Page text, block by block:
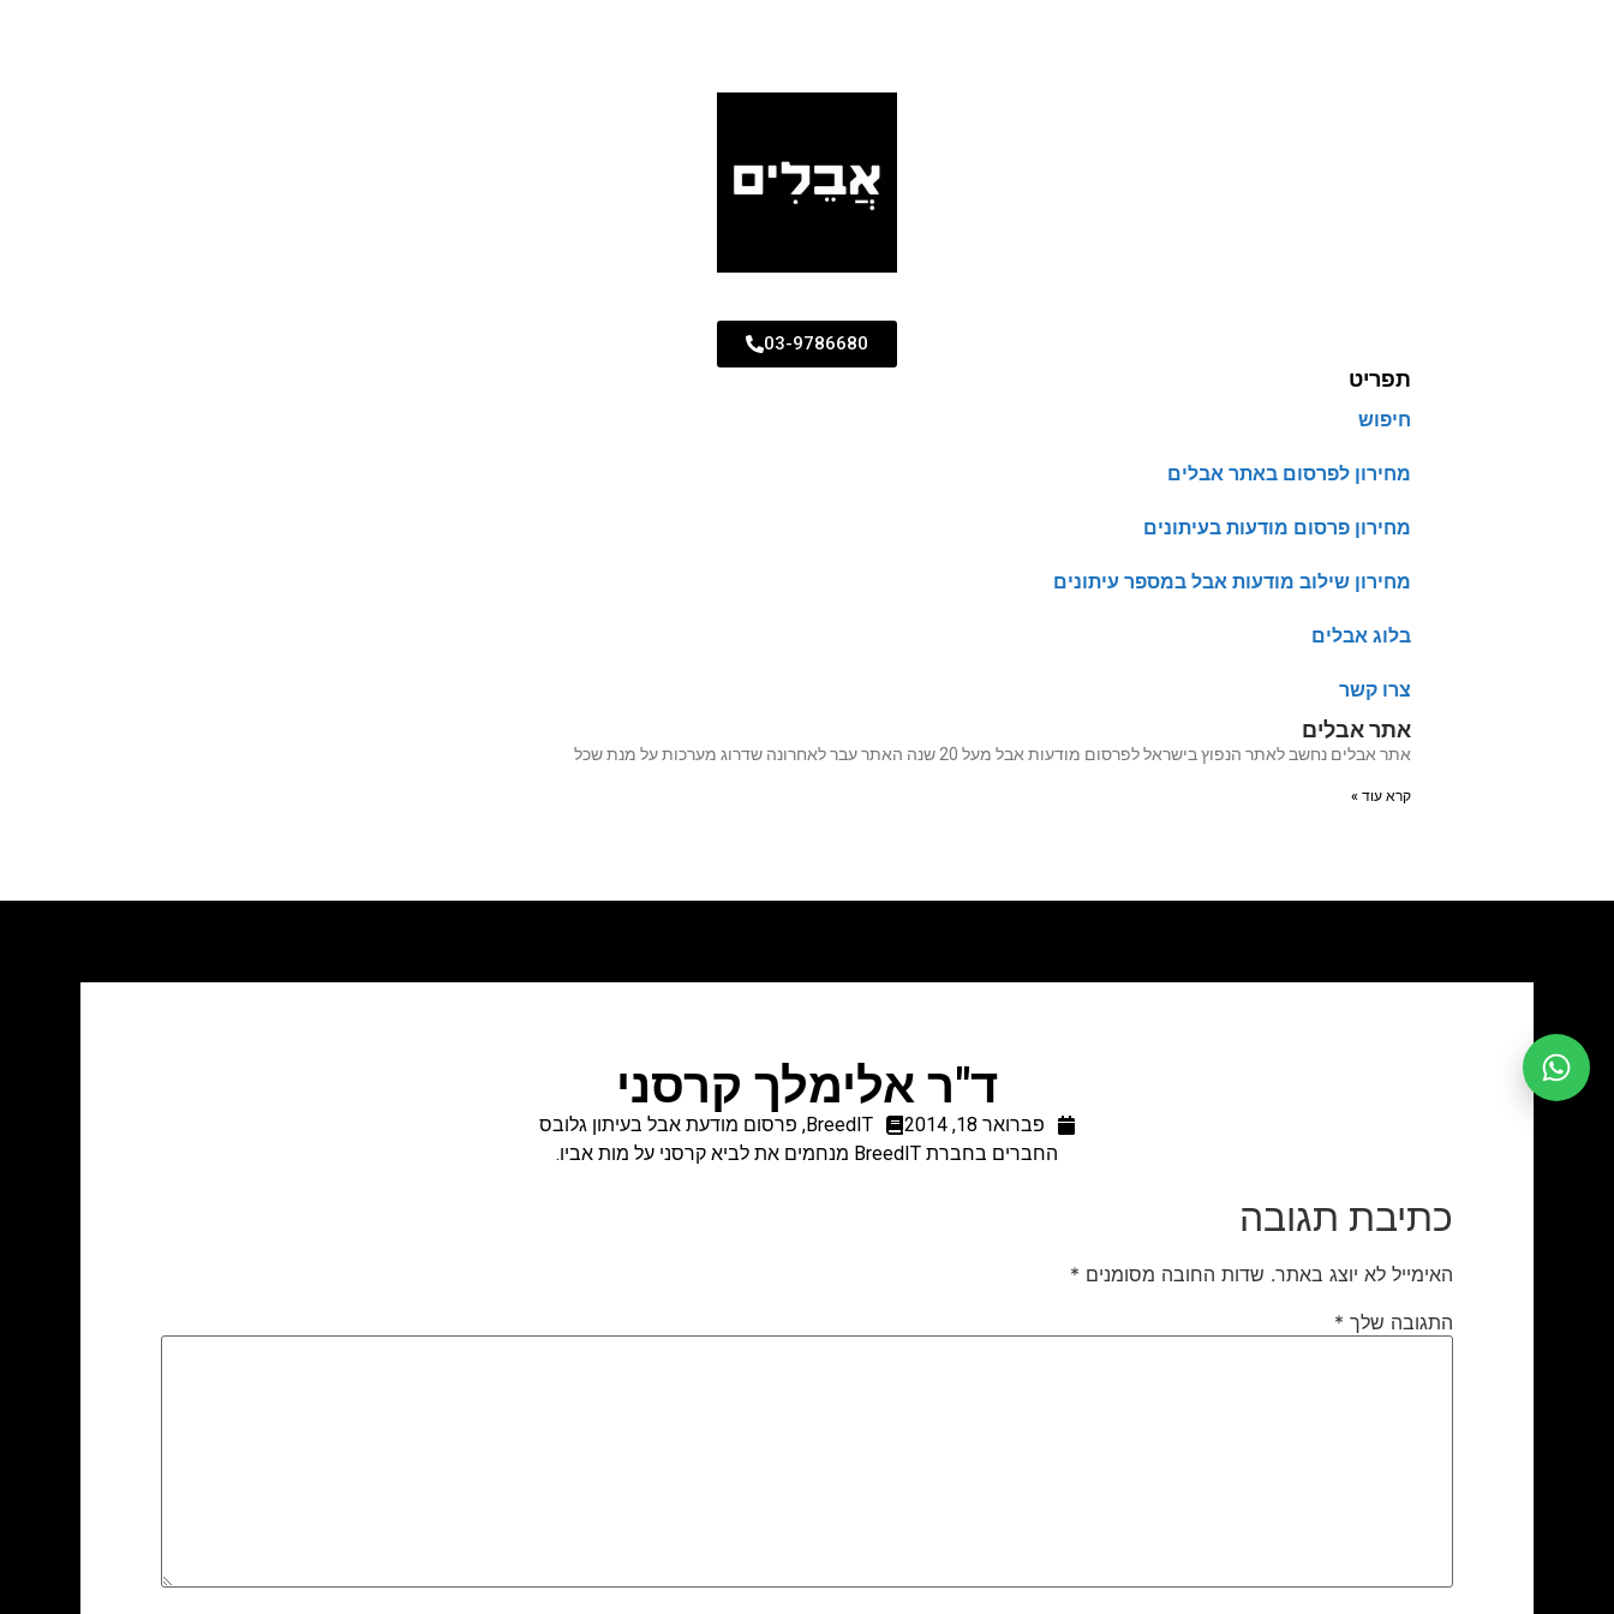
03-9786680
תפריט
חיפוש
מחירון לפרסום באתר אבלים
מחירון פרסום מודעות בעיתונים
מחירון שילוב מודעות אבל במספר עיתונים
בלוג אבלים
צרו קשר
אתר אבלים
אתר אבלים נחשב לאתר הנפוץ בישראל לפרסום מודעות אבל מעל 20 שנה האתר עבר לאחרונה שדרוג מערכות על מנת שכל
קרא עוד »
ד"ר אלימלך קרסני
פברואר 18, 2014 BreedIT
, פרסום מודעת אבל בעיתון גלובס
החברים בחברת BreedIT מנחמים את לביא קרסני על מות אביו.
כתיבת תגובה
האימייל לא יוצג באתר. שדות החובה מסומנים *
התגובה שלך *